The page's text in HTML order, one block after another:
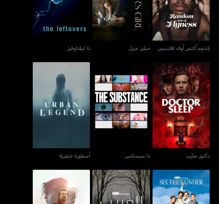
راندوم أكتس أوف فلاينيس ميلرز غيرل ذا ليفتاوفرز
دكتور سليب
دكتور سليب
ذا سبستانس
ذا سبستانس
أسطورة حضرية
أسطورة حضرية